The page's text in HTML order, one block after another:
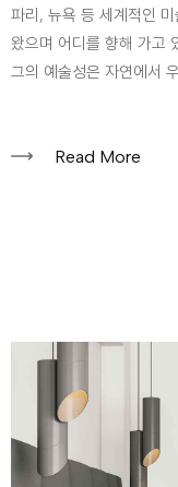
파리, 뉴욕 등 세계적인
왔으며 어디를 향해 가고
그의 예술성은 자연에서
Read More